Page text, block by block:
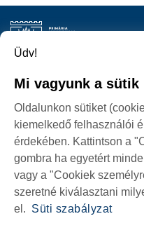
SZEMÉLYES
P-ȚA 25 OCTOMBRIE,
Üdv!
Mi vagyunk a sütik
Oldalunkon sütiket
kiemelkedő felhasználói
érdekében. Kattintson a
gombra ha egyetért
vagy a "Cookiek
szeretné kiválasztani
el. Süti szabályzat